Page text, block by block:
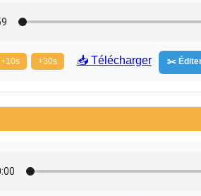
+10s +30s 📥 Télécharger ✂️